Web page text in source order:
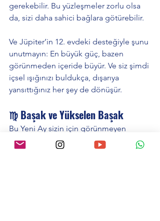
gerekebilir. Bu yüzleşmeler zorlu olsa
da, sizi daha sahici bağlara götürebilir.
Ve Jüpiter’in 12. evdeki desteğiyle şunu
unutmayın: En büyük güç, bazen
görünmeden içeride büyür. Ve siz şimdi
içsel ışığınızı buldukça, dışarıya
yansıttığınız her şey de dönüşür.
♍ Başak ve Yükselen Başak
Bu Yeni Ay sizin için görünmeyen
dünyada gerçekleşiyor. Belki fiziksel
olarak çok şey yaşanmıyor gibi